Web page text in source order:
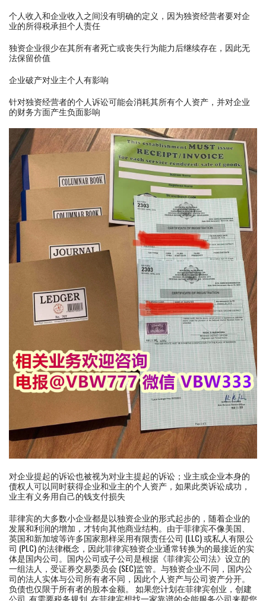
个人收入和企业收入之间没有明确的定义，因为独资经营者要对企
业的所得税承担个人责任
独资企业很少在其所有者死亡或丧失行为能力后继续存在，因此无
法保留价值
企业破产对业主个人有影响
针对独资经营者的个人诉讼可能会消耗其所有个人资产，并对企业
的财务方面产生负面影响
对企业提起的诉讼也被视为对业主提起的诉讼；业主或企业本身的
债权人可以同时获得企业和业主的个人资产，如果此类诉讼成功，
业主有义务用自己的钱支付损失
菲律宾的大多数小企业都是以独资企业的形式起步的，随着企业的
发展和利润的增加，才转向其他商业结构。由于菲律宾不像美国、
英国和新加坡等许多国家那样采用有限责任公司 (LLC) 或私人有限公
司 (PLC) 的法律概念，因此菲律宾独资企业通常转换为的最接近的实
体是国内公司。国内公司或子公司是根据《菲律宾公司法》设立的
一组法人，受证券交易委员会 (SEC)监管。与独资企业不同，国内公
司的法人实体与公司所有者不同，因此个人资产与公司资产分开。
负债也仅限于所有者的股本金额。 如果您计划在菲律宾创业，创建
公司 有需要税务规划 在菲律宾想找一家靠谱的全能服务公司来帮您